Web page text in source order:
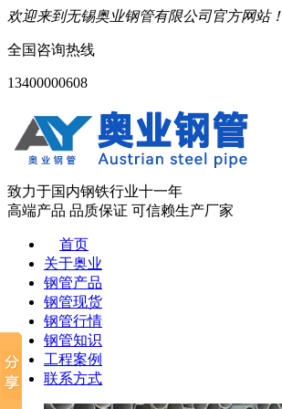
欢迎来到无锡奥业钢管有限公司官方网站！
全国咨询热线
13400000608
致力于国内钢铁行业十一年
高端产品 品质保证 可信赖生产厂家
首页
关于奥业
钢管产品
钢管现货
钢管行情
钢管知识
工程案例
联系方式